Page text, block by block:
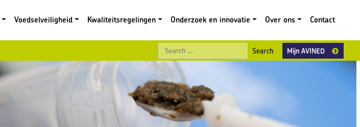
Voedselveiligheid Kwaliteitsregelingen Onderzoek en innovatie Over ons Contact
Search
Mijn AVINED